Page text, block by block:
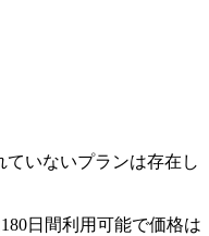
ていないプランは存在し
日間利用可能で価格は